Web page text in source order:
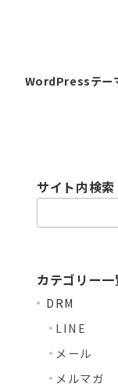
WordPressテー
サイト内検索
索：
カテゴリー一
DRM
LINE
メール
メルマガ